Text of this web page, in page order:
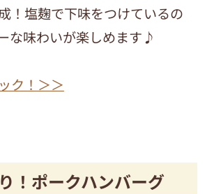
！塩麹で下味をつけているの
な味わいが楽しめます♪
ク！＞＞
！ポークハンバーグ